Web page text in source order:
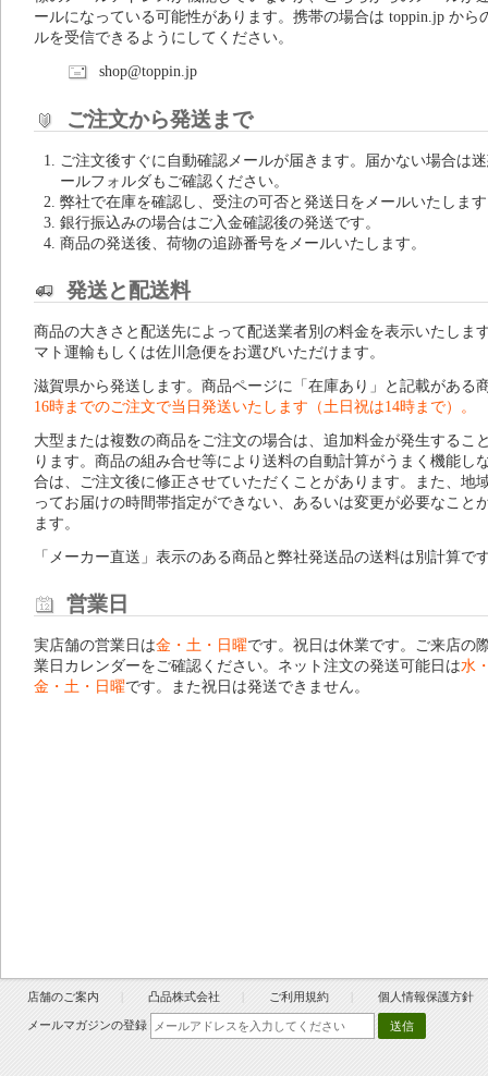
ールになっている可能性があります。携帯の場合は toppin.jp から
ルを受信できるようにしてください。
shop@toppin.jp
ご注文から発送まで
ご注文後すぐに自動確認メールが届きます。届かない場合は
ールフォルダもご確認ください。
弊社で在庫を確認し、受注の可否と発送日をメールいたしま
銀行振込みの場合はご入金確認後の発送です。
商品の発送後、荷物の追跡番号をメールいたします。
発送と配送料
商品の大きさと配送先によって配送業者別の料金を表示いたしま
マト運輸もしくは佐川急便をお選びいただけます。
滋賀県から発送します。商品ページに「在庫あり」と記載がある
16時までのご注文で当日発送いたします（土日祝は14時まで）。
大型または複数の商品をご注文の場合は、追加料金が発生するこ
ります。商品の組み合せ等により送料の自動計算がうまく機能し
合は、ご注文後に修正させていただくことがあります。また、地
ってお届けの時間帯指定ができない、あるいは変更が必要なこと
ます。
「メーカー直送」表示のある商品と弊社発送品の送料は別計算で
営業日
実店舗の営業日は金・土・日曜です。祝日は休業です。ご来店の
業日カレンダーをご確認ください。ネット注文の発送可能日は水
金・土・日曜です。また祝日は発送できません。
店舗のご案内 凸品株式会社 ご利用規約 個人情報保護方針
メールマガジンの登録 送信